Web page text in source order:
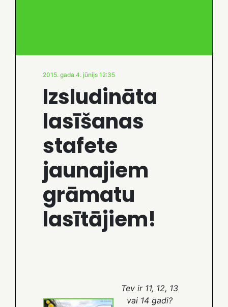
2015. gada 4. jūnijs 12:35
Izsludināta
lasīšanas
stafete
jaunajiem
grāmatu
lasītājiem!
Tev ir 11, 12, 13
vai 14 gadi?